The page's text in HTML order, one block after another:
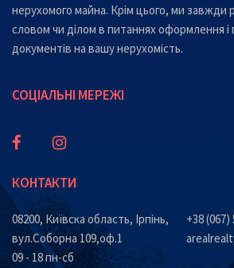
нерухомого майна. Крім цього, ми завжди
словом чи ділом в питаннях оформлення
документів на вашу нерухомість.
СОЦІАЛЬНІ МЕРЕЖІ
КОНТАКТИ
08200, Київска область, Ірпінь,
вул.Соборна 109,оф.1
09 - 18 пн-сб
+38 (067)